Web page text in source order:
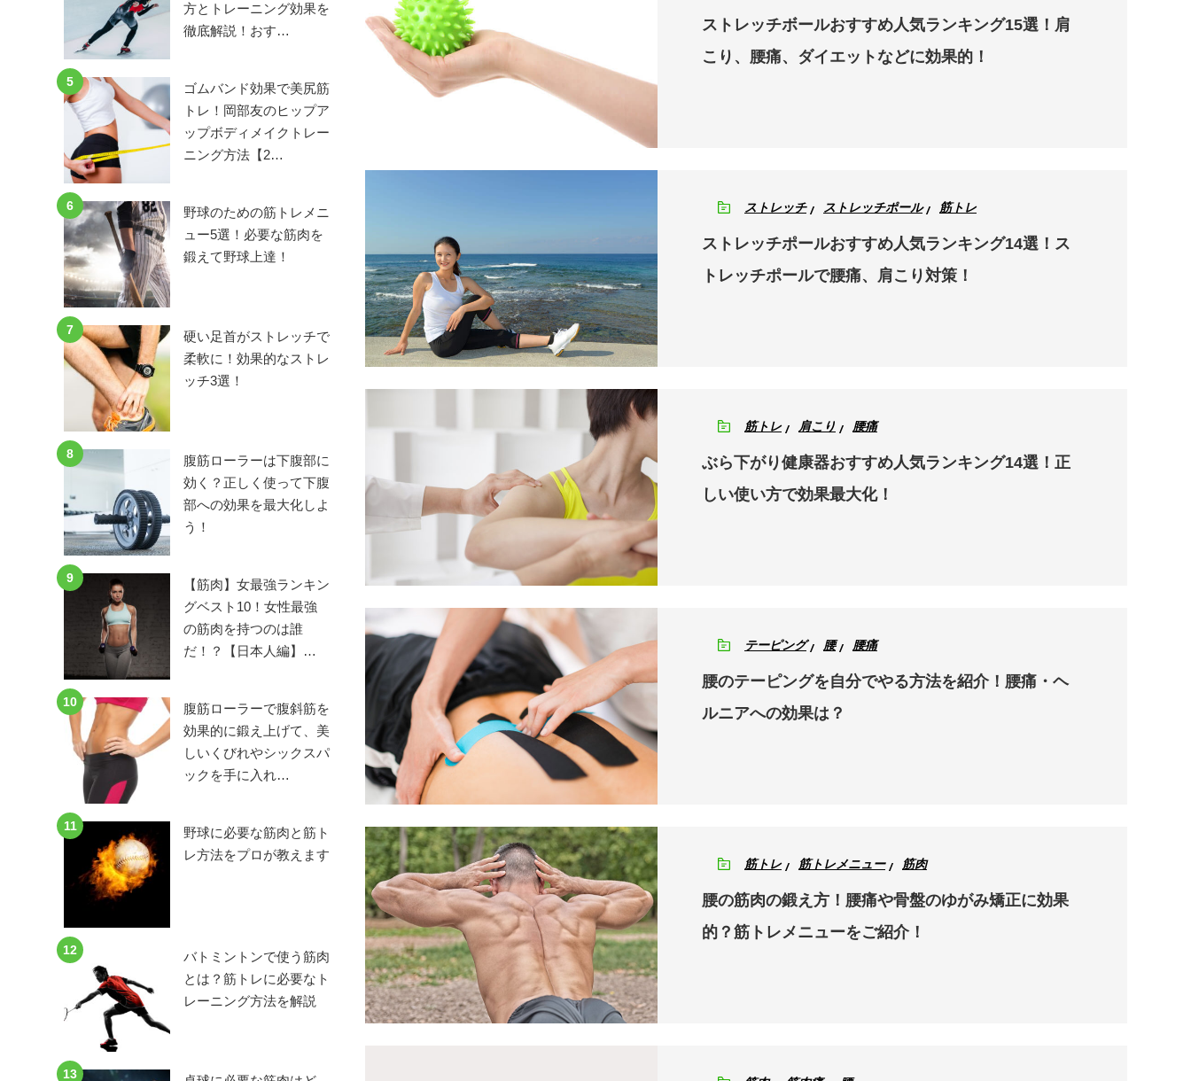
ストレッチボールおすすめ人気ランキング15選！肩
こり、腰痛、ダイエットなどに効果的！
ストレッチ ストレッチポール 筋トレ
ストレッチポールおすすめ人気ランキング14選！ス
トレッチポールで腰痛、肩こり対策！
筋トレ 肩こり 腰痛
ぶら下がり健康器おすすめ人気ランキング14選！正
しい使い方で効果最大化！
テーピング 腰 腰痛
腰のテーピングを自分でやる方法を紹介！腰痛・ヘ
ルニアへの効果は？
筋トレ 筋トレメニュー 筋肉
腰の筋肉の鍛え方！腰痛や骨盤のゆがみ矯正に効果
的？筋トレメニューをご紹介！
方とトレーニング効果を
徹底解説！おす…
5
ゴムバンド効果で美尻筋
トレ！岡部友のヒップア
ップボディメイクトレー
ニング方法【2…
6
野球のための筋トレメニ
ュー5選！必要な筋肉を
鍛えて野球上達！
7
硬い足首がストレッチで
柔軟に！効果的なストレ
ッチ3選！
8
腹筋ローラーは下腹部に
効く？正しく使って下腹
部への効果を最大化しよ
う！
9
【筋肉】女最強ランキン
グベスト10！女性最強
の筋肉を持つのは誰
だ！？【日本人編】…
10
腹筋ローラーで腹斜筋を
効果的に鍛え上げて、美
しいくびれやシックスパ
ックを手に入れ…
11
野球に必要な筋肉と筋ト
レ方法をプロが教えます
12
バトミントンで使う筋肉
とは？筋トレに必要なト
レーニング方法を解説
13